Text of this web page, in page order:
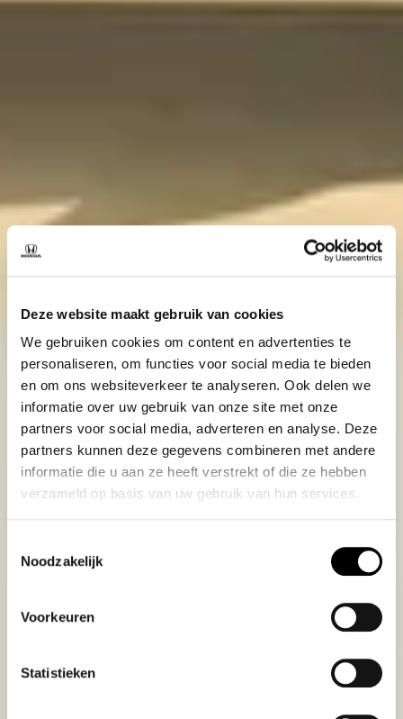
Deze website maakt gebruik van cookies
We gebruiken cookies om content en advertenties te
personaliseren, om functies voor social media te bieden
en om ons websiteverkeer te analyseren. Ook delen we
informatie over uw gebruik van onze site met onze
partners voor social media, adverteren en analyse. Deze
partners kunnen deze gegevens combineren met andere
informatie die u aan ze heeft verstrekt of die ze hebben
verzameld op basis van uw gebruik van hun services.
Noodzakelijk
Voorkeuren
Statistieken